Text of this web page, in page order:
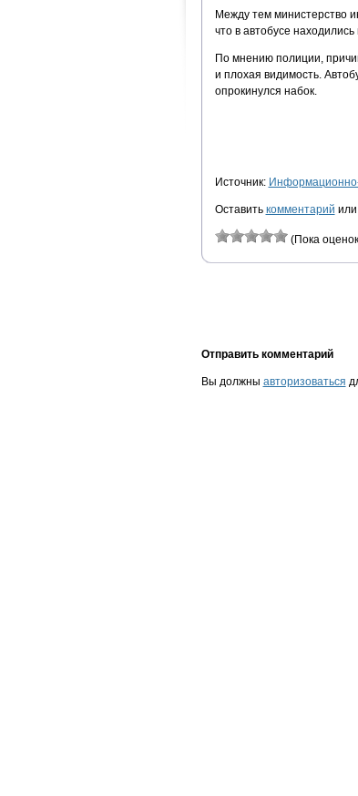
Между тем министерство
что в автобусе
По мнению полиции,
и плохая видимость.
опрокинулся набок.
Источник: Информационно-
Оставить комментарий или
(Пока
Отправить комментарий
Вы должны авторизоваться